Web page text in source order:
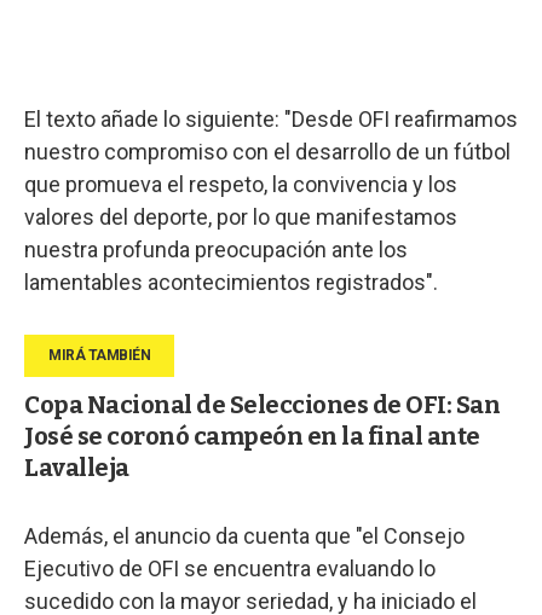
El texto añade lo siguiente: "Desde OFI reafirmamos
nuestro compromiso con el desarrollo de un fútbol
que promueva el respeto, la convivencia y los
valores del deporte, por lo que manifestamos
nuestra profunda preocupación ante los
lamentables acontecimientos registrados".
Copa Nacional de Selecciones de OFI: San
José se coronó campeón en la final ante
Lavalleja
Además, el anuncio da cuenta que "el Consejo
Ejecutivo de OFI se encuentra evaluando lo
sucedido con la mayor seriedad, y ha iniciado el